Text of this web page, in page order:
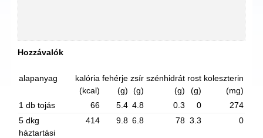
Hozzávalók
alapanyag
kalória
(kcal)
fehérje
(g)
zsír
(g)
szénhidrát
(g)
rost
(g)
koleszterin
(mg)
1 db tojás
66 5.4 4.8 0.3 0
274
5 dkg
háztartási
414 9.8 6.8 78 3.3 0